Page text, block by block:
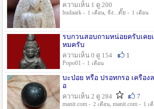
ความเห็น 1 ดู 200
hudaark - 1 เดือน, จัง...ดั๊ย - 1 เดือน
รบกวนสอบถามหน่อยครับเคย
หมครับ
ความเห็น 0 ดู 154
1
Popo01 - 1 เดือน
บะป่อย หรือ ปรอทกรอ เครื่อง
อ
ความเห็น 2 ดู 284
7
manit.com - 2 เดือน, manit.com - 1 เ